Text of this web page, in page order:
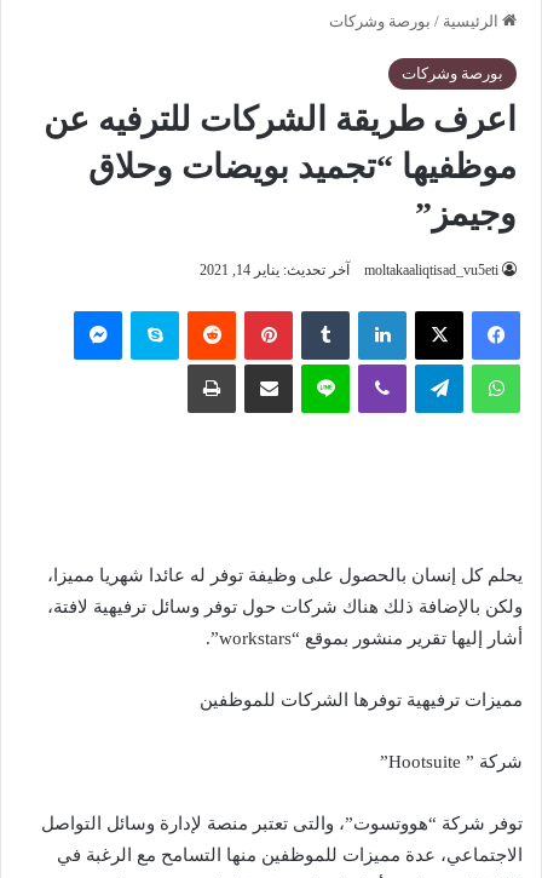
الرئيسية / بورصة وشركات
بورصة وشركات
اعرف طريقة الشركات للترفيه عن
موظفيها “تجميد بويضات وحلاق
وجيمز”
moltakaaliqtisad_vu5eti آخر تحديث: يناير 14, 2021
فيسبوك ‫X لينكدإن بينتيريست سكايب
واتساب تيلقرام لاين
يحلم كل إنسان بالحصول على وظيفة توفر له عائدا شهريا مميزا،
ولكن بالإضافة ذلك هناك شركات حول توفر وسائل ترفيهية لافتة،
أشار إليها تقرير منشور بموقع “workstars”.
مميزات ترفيهية توفرها الشركات للموظفين
شركة ” Hootsuite”
توفر شركة “هووتسوت”، والتى تعتبر منصة لإدارة وسائل التواصل
الاجتماعي، عدة مميزات للموظفين منها التسامح مع الرغبة في